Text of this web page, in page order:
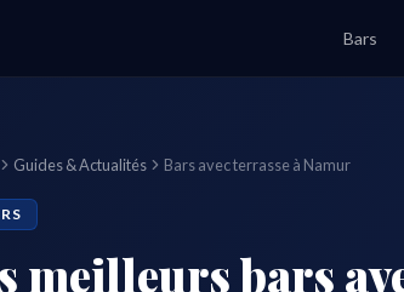
Bars
Guides & Actualités Bars avec terrasse à Namur
meilleurs bars